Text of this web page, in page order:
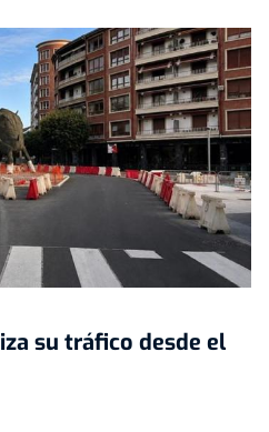
su tráfico desde el